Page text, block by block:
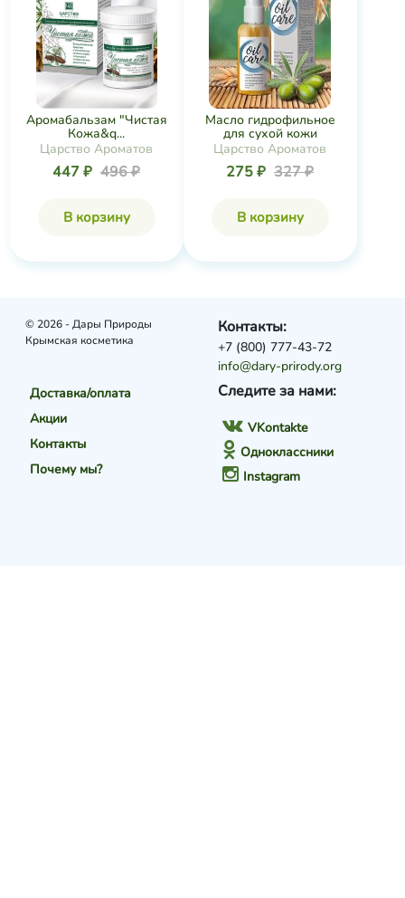
Аромабальзам "Чистая
Кожа&q...
Царство Ароматов
447 ₽ 496 ₽
В корзину
Масло гидрофильное
для сухой кожи
Царство Ароматов
275 ₽ 327 ₽
В корзину
© 2026 - Дары Природы
Крымская косметика
Доставка/оплата
Акции
Контакты
Почему мы?
Следите за нами:
VKontakte
Одноклассники
Instagram
Контакты:
+7 (800) 777-43-72
info@dary-prirody.org